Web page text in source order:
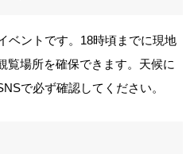
ベントです。18時頃までに現地
覧場所を確保できます。天候に
で必ず確認してください。